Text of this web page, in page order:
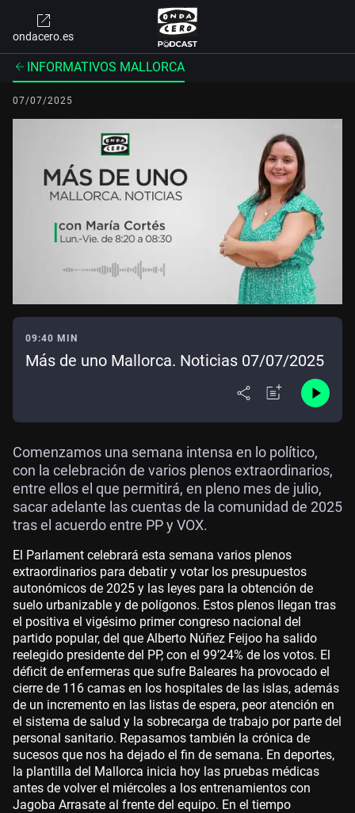
ondacero.es
INFORMATIVOS MALLORCA
07/07/2025
09:40 MIN
Más de uno Mallorca. Noticias 07/07/2025
Comenzamos una semana intensa en lo político,
con la celebración de varios plenos extraordinarios,
entre ellos el que permitirá, en pleno mes de julio,
sacar adelante las cuentas de la comunidad de 2025
tras el acuerdo entre PP y VOX.
El Parlament celebrará esta semana varios plenos
extraordinarios para debatir y votar los presupuestos
autonómicos de 2025 y las leyes para la obtención de
suelo urbanizable y de polígonos. Estos plenos llegan tras
el positiva el vigésimo primer congreso nacional del
partido popular, del que Alberto Núñez Feijoo ha salido
reelegido presidente del PP, con el 99’24% de los votos. El
déficit de enfermeras que sufre Baleares ha provocado el
cierre de 116 camas en los hospitales de las islas, además
de un incremento en las listas de espera, peor atención en
el sistema de salud y la sobrecarga de trabajo por parte del
personal sanitario. Repasamos también la crónica de
sucesos que nos ha dejado el fin de semana. En deportes,
la plantilla del Mallorca inicia hoy las pruebas médicas
antes de volver el miércoles a los entrenamientos con
Jagoba Arrasate al frente del equipo. En el tiempo